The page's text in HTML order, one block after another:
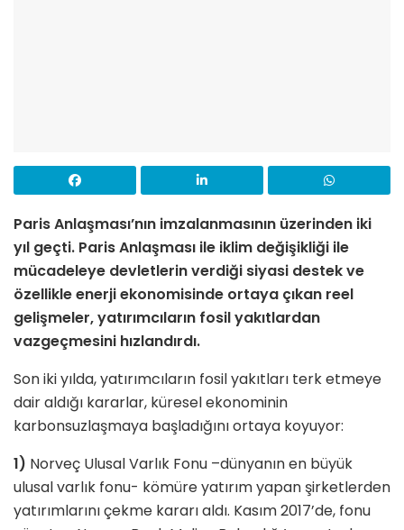
Paris Anlaşması’nın imzalanmasının üzerinden iki
yıl geçti. Paris Anlaşması ile iklim değişikliği ile
mücadeleye devletlerin verdiği siyasi destek ve
özellikle enerji ekonomisinde ortaya çıkan reel
gelişmeler, yatırımcıların fosil yakıtlardan
vazgeçmesini hızlandırdı.
Son iki yılda, yatırımcıların fosil yakıtları terk etmeye
dair aldığı kararlar, küresel ekonominin
karbonsuzlaşmaya başladığını ortaya koyuyor:
1) Norveç Ulusal Varlık Fonu –dünyanın en büyük
ulusal varlık fonu- kömüre yatırım yapan şirketlerden
yatırımlarını çekme kararı aldı. Kasım 2017’de, fonu